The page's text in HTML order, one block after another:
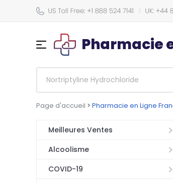
Pharmacie
Page d'accueil > Pharmacie en Ligne
Meilleures Ventes
Alcoolisme
COVID-19